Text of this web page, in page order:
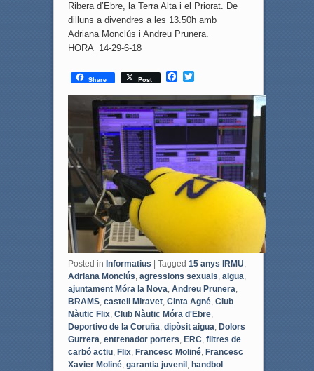
Ribera d’Ebre, la Terra Alta i el Priorat. De
dilluns a divendres a les 13.50h amb
Adriana Monclús i Andreu Prunera.
HORA_14-29-6-18
Share Post
F
c
e
b
o
k
T
i
t
t
r
Posted in Informatius Tagged 15 anys IRMU,
Adriana Monclús, agressions sexuals, aigua,
ajuntament Móra la Nova, Andreu Prunera,
BRAMS, castell Miravet, Cinta Agné, Club
Nàutic Flix, Club Nàutic Móra d'Ebre,
Deportivo de la Coruña, dipòsit aigua, Dolors
Gurrera, entrenador porters, ERC, filtres de
carbó actiu, Flix, Francesc Moliné, Francesc
Xavier Moliné, garantia juvenil , handbol